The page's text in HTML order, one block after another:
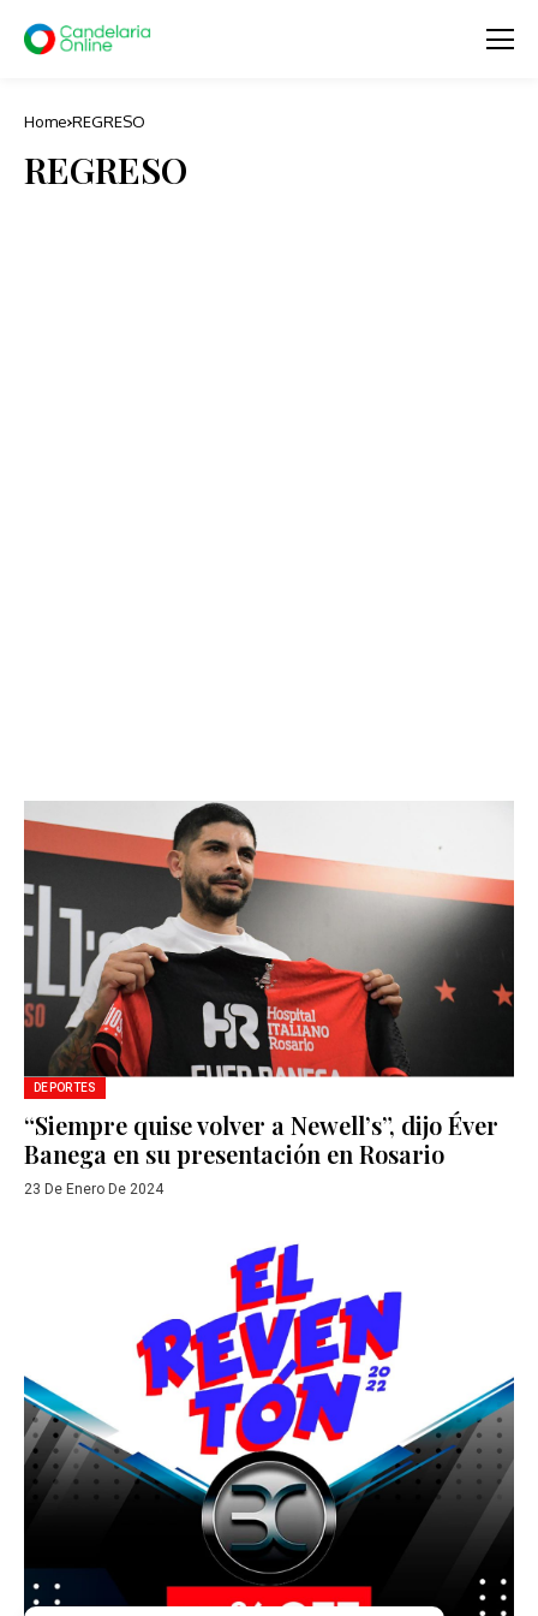
Home REGRESO
REGRESO
DEPORTES
“Siempre quise volver a Newell’s”, dijo Éver
Banega en su presentación en Rosario
23 De Enero De 2024